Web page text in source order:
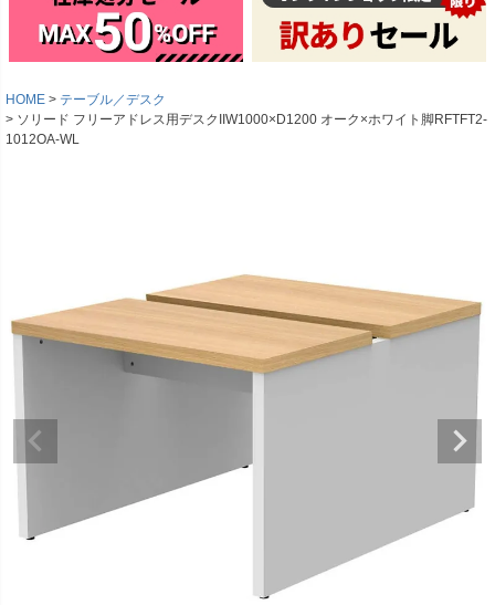
HOME
テーブル／デスク
ソリード フリーアドレス用デスクIIW1000×D1200 オーク×ホワイト脚RFTFT2-
1012OA-WL